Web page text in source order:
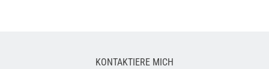
KONTAKTIERE MICH